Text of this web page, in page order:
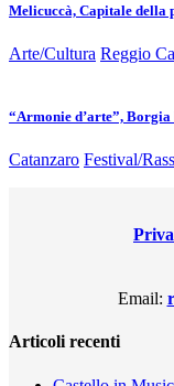
Melicuccà, Capitale della
Arte/Cultura Reggio
“Armonie d’arte”, Borgia
Catanzaro Festival/
Email:
Articoli recenti